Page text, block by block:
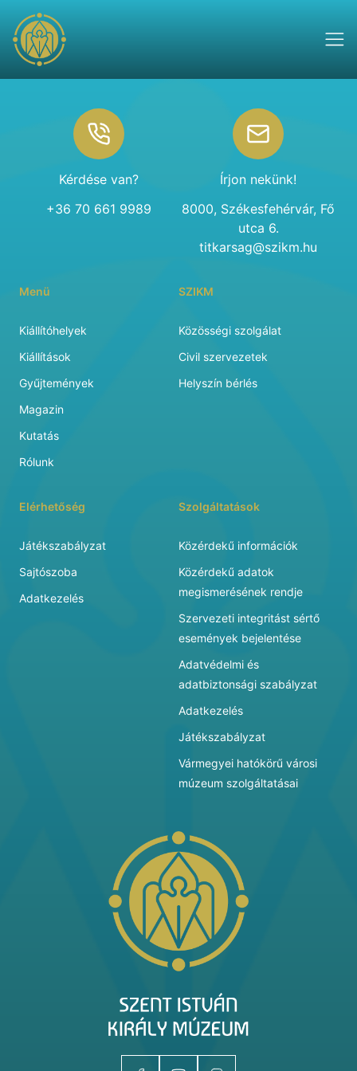
Kérdése van?
+36 70 661 9989
Írjon nekünk!
8000, Székesfehérvár, Fő
utca 6.
titkarsag@szikm.hu
Menü
Kiállítóhelyek
Kiállítások
Gyűjtemények
Magazin
Kutatás
Rólunk
SZIKM
Közösségi szolgálat
Civil szervezetek
Helyszín bérlés
Elérhetőség
Játékszabályzat
Sajtószoba
Adatkezelés
Szolgáltatások
Közérdekű információk
Közérdekű adatok
megismerésének rendje
Szervezeti integritást sértő
események bejelentése
Adatvédelmi és
adatbiztonsági szabályzat
Adatkezelés
Játékszabályzat
Vármegyei hatókörű városi
múzeum szolgáltatásai